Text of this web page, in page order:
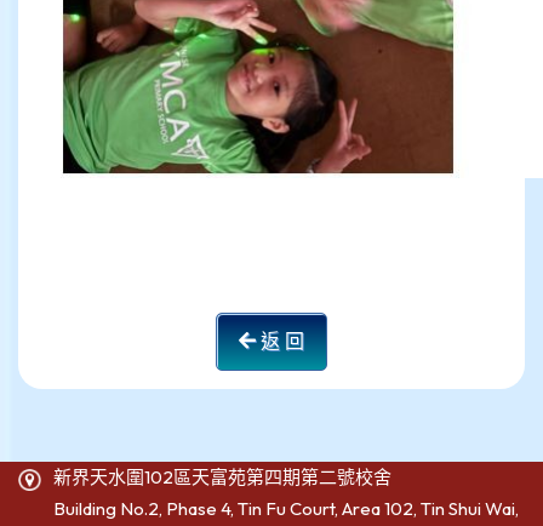
返 回
新界天水圍102區天富苑第四期第二號校舍
Building No.2, Phase 4, Tin Fu Court, Area 102, Tin Shui Wai,